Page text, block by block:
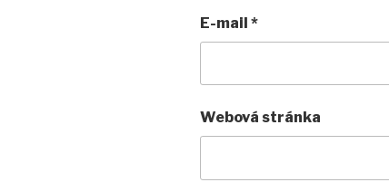
E-mail *
Webová stránka